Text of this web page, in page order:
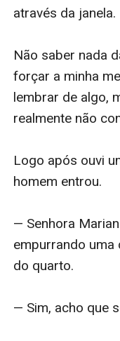
através da janela.
Não saber nada
forçar a minha
lembrar de algo,
realmente não
Logo após ouvi
homem entrou.
— Senhora
empurrando
do quarto.
— Sim, acho que